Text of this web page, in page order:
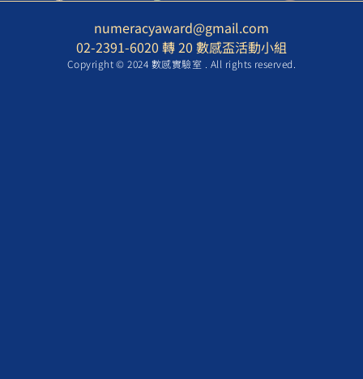
numeracyaward@gmail.com
02-2391-6020 轉 20 數感盃活動小組
Copyright © 2024 數感實驗室 . All rights reserved.